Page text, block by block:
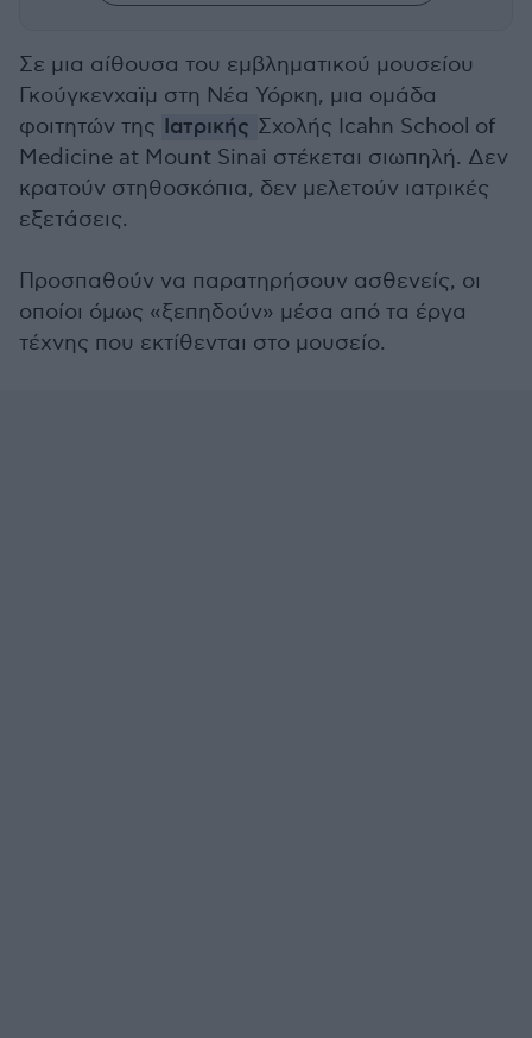
Σε μια αίθουσα του εμβληματικού μουσείου
Γκούγκενχαϊμ στη Νέα Υόρκη, μια ομάδα
φοιτητών της Ιατρικής Σχολής Icahn School of
Medicine at Mount Sinai στέκεται σιωπηλή. Δεν
κρατούν στηθοσκόπια, δεν μελετούν ιατρικές
εξετάσεις.
Προσπαθούν να παρατηρήσουν ασθενείς, οι
οποίοι όμως «ξεπηδούν» μέσα από τα έργα
τέχνης που εκτίθενται στο μουσείο.